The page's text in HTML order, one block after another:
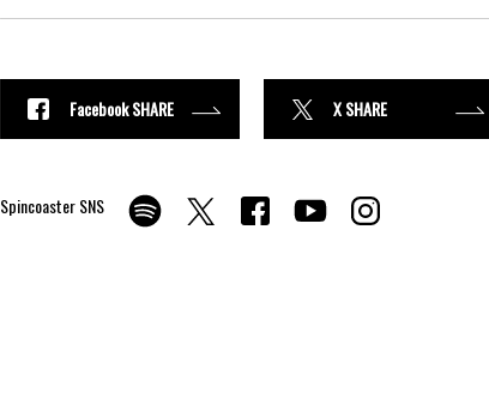
Facebook SHARE X SHARE
Spincoaster SNS